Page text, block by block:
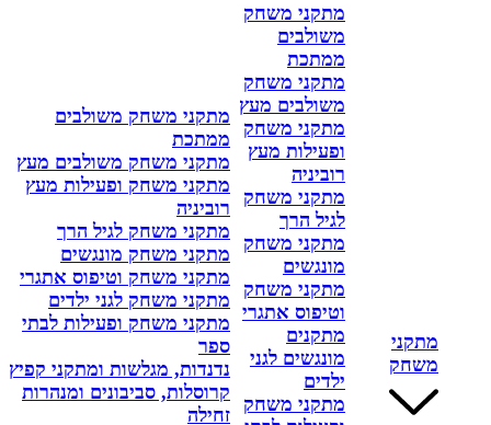
מתקני
משחק
מתקני משחק
משולבים
ממתכת
מתקני משחק
משולבים מעץ
מתקני משחק
ופעילות מעץ
רוביניה
מתקני משחק
לגיל הרך
מתקני משחק
מונגשים
מתקני משחק
וטיפוס אתגרי
מתקנים
מונגשים לגני
ילדים
מתקני משחק
מתקני משחק משולבים
ממתכת
מתקני משחק משולבים מעץ
מתקני משחק ופעילות מעץ
רוביניה
מתקני משחק לגיל הרך
מתקני משחק מונגשים
מתקני משחק וטיפוס אתגרי
מתקני משחק לגני ילדים
מתקני משחק ופעילות לבתי
ספר
נדנדות, מגלשות ומתקני קפיץ
קרוסלות, סביבונים ומנהרות
זחילה